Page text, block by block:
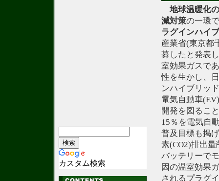
地球温暖化
減対策の一環
ラグインハイ
産業省(東京都
募したと発表
室効果ガスで
性を生かし、
ンハイブリッ
電気自動車
開発を図るこ
15％を電気自
普及目標も掲
素(CO2)排出
バッテリーで
因の温室効果
されるプラグ
カスタム検索